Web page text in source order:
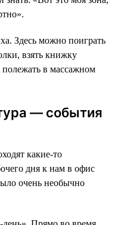
Здесь можно поиграть
взять книжку
полежать в массажном
— события
какие-то
дня к нам в офис
очень необычно